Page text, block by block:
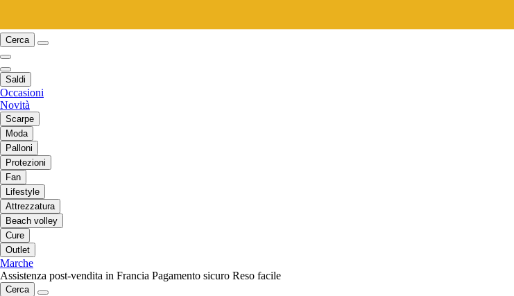
Cerca
Saldi
Occasioni
Novità
Scarpe
Moda
Palloni
Protezioni
Fan
Lifestyle
Attrezzatura
Beach volley
Cure
Outlet
Marche
Assistenza post-vendita in Francia Pagamento sicuro Reso facile
Cerca